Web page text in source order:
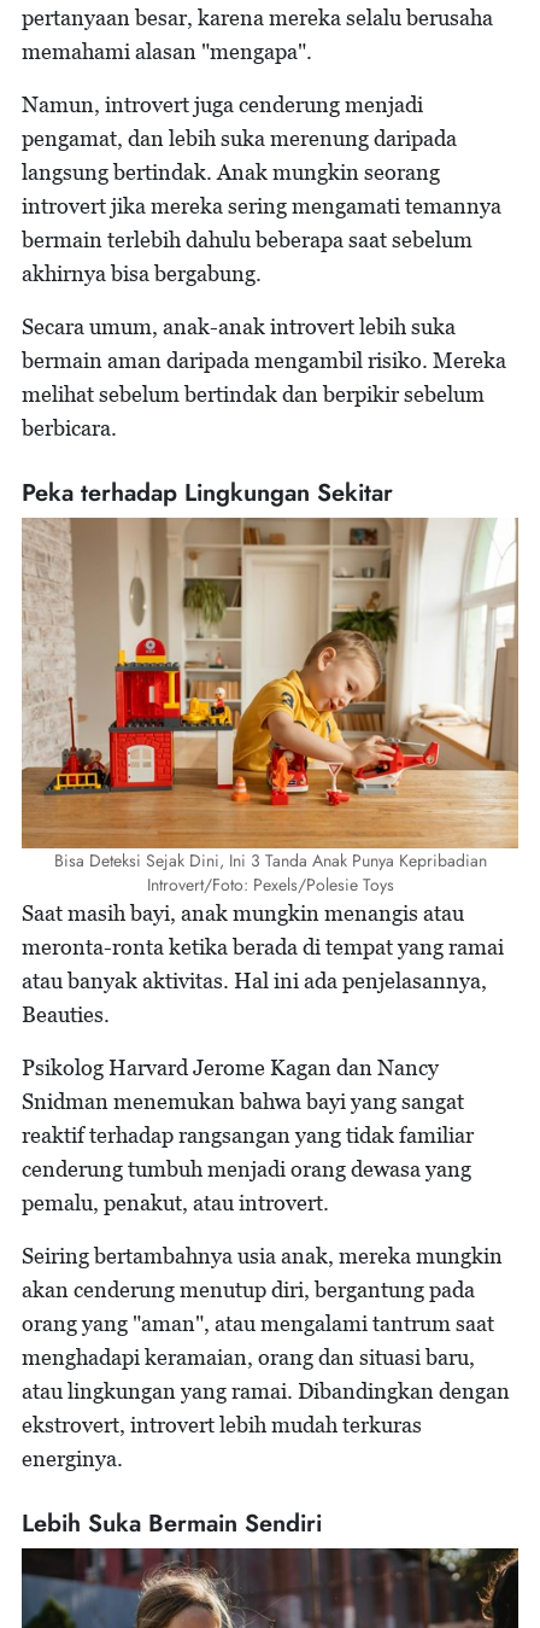
pertanyaan besar, karena mereka selalu berusaha
memahami alasan "mengapa".
Namun, introvert juga cenderung menjadi
pengamat, dan lebih suka merenung daripada
langsung bertindak. Anak mungkin seorang
introvert jika mereka sering mengamati temannya
bermain terlebih dahulu beberapa saat sebelum
akhirnya bisa bergabung.
Secara umum, anak-anak introvert lebih suka
bermain aman daripada mengambil risiko. Mereka
melihat sebelum bertindak dan berpikir sebelum
berbicara.
Peka terhadap Lingkungan Sekitar
Bisa Deteksi Sejak Dini, Ini 3 Tanda Anak Punya Kepribadian
Introvert/Foto: Pexels/Polesie Toys
Saat masih bayi, anak mungkin menangis atau
meronta-ronta ketika berada di tempat yang ramai
atau banyak aktivitas. Hal ini ada penjelasannya,
Beauties.
Psikolog Harvard Jerome Kagan dan Nancy
Snidman menemukan bahwa bayi yang sangat
reaktif terhadap rangsangan yang tidak familiar
cenderung tumbuh menjadi orang dewasa yang
pemalu, penakut, atau introvert.
Seiring bertambahnya usia anak, mereka mungkin
akan cenderung menutup diri, bergantung pada
orang yang "aman", atau mengalami tantrum saat
menghadapi keramaian, orang dan situasi baru,
atau lingkungan yang ramai. Dibandingkan dengan
ekstrovert, introvert lebih mudah terkuras
energinya.
Lebih Suka Bermain Sendiri